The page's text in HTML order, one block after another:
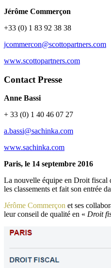
Jérôme Commerçon
+33 (0) 1 83 92 38 38
jcommercon@scottopartners.com
www.scottopartners.com
Contact Presse
Anne Bassi
+ 33 (0) 1 40 46 07 27
a.bassi@sachinka.com
www.sachinka.com
Paris, le 14 septembre 2016
La nouvelle équipe en Droit fiscal
les classements et fait son entrée
Jérôme Commerçon et ses
leur conseil de qualité en « Droit